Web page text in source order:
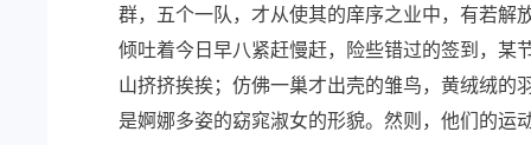
群，五个一队，才从使其的庠序之业中，有若解
倾吐着今日早八紧赶慢赶，险些错过的签到，某
山挤挤挨挨；仿佛一巢才出壳的雏鸟，黄绒绒的
是婀娜多姿的窈窕淑女的形貌。然则，他们的运